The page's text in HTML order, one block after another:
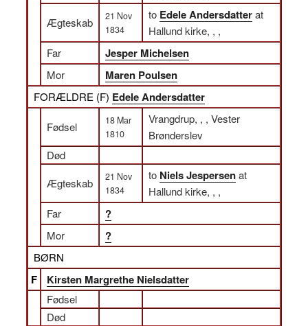
Ægteskab
21 Nov
1834
to Edele Andersdatterat
Hallund kirke, , ,
Far
Jesper Michelsen
Mor Maren Poulsen
FORÆLDRE (F) Edele Andersdatter
Fødsel
18 Mar
1810
Vrangdrup, , , Vester
Brønderslev
Død
Ægteskab
21 Nov
1834
to Niels Jespersenat
Hallund kirke, , ,
Far
?
Mor ?
BØRN
F Kirsten Margrethe Nielsdatter
Fødsel
Død